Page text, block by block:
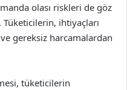
olası riskleri de göz
ihtiyaçları
gereksiz harcamalardan
tüketicilerin